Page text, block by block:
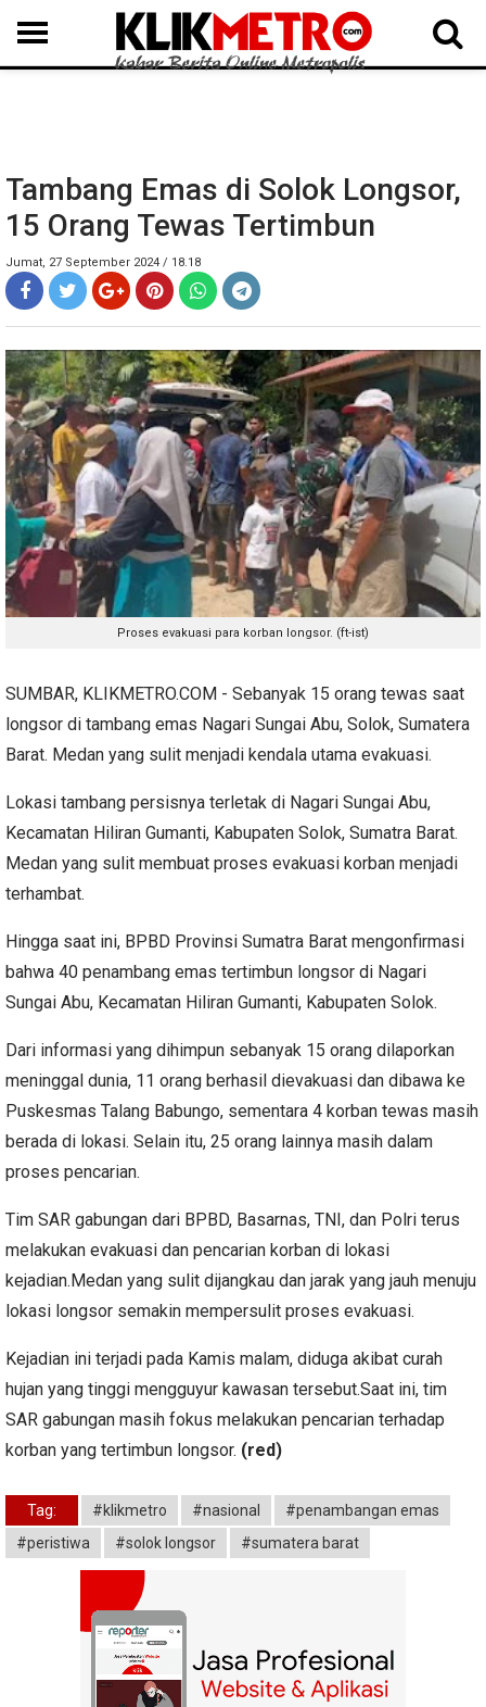
MEDAN LANGKAT DAIRI SAMOSIR TAPUT BATUBARA DELISERDANG
Tambang Emas di Solok Longsor,
15 Orang Tewas Tertimbun
Jumat, 27 September 2024 / 18.18
Proses evakuasi para korban longsor. (ft-ist)
SUMBAR, KLIKMETRO.COM - Sebanyak 15 orang tewas saat
longsor di tambang emas Nagari Sungai Abu, Solok, Sumatera
Barat. Medan yang sulit menjadi kendala utama evakuasi.
Lokasi tambang persisnya terletak di Nagari Sungai Abu,
Kecamatan Hiliran Gumanti, Kabupaten Solok, Sumatra Barat.
Medan yang sulit membuat proses evakuasi korban menjadi
terhambat.
Hingga saat ini, BPBD Provinsi Sumatra Barat mengonfirmasi
bahwa 40 penambang emas tertimbun longsor di Nagari
Sungai Abu, Kecamatan Hiliran Gumanti, Kabupaten Solok.
Dari informasi yang dihimpun sebanyak 15 orang dilaporkan
meninggal dunia, 11 orang berhasil dievakuasi dan dibawa ke
Puskesmas Talang Babungo, sementara 4 korban tewas masih
berada di lokasi. Selain itu, 25 orang lainnya masih dalam
proses pencarian.
Tim SAR gabungan dari BPBD, Basarnas, TNI, dan Polri terus
melakukan evakuasi dan pencarian korban di lokasi
kejadian.Medan yang sulit dijangkau dan jarak yang jauh menuju
lokasi longsor semakin mempersulit proses evakuasi.
Kejadian ini terjadi pada Kamis malam, diduga akibat curah
hujan yang tinggi mengguyur kawasan tersebut.Saat ini, tim
SAR gabungan masih fokus melakukan pencarian terhadap
korban yang tertimbun longsor. (red)
Tag: #klikmetro #nasional
#penambangan emas
#peristiwa
#solok longsor #sumatera barat